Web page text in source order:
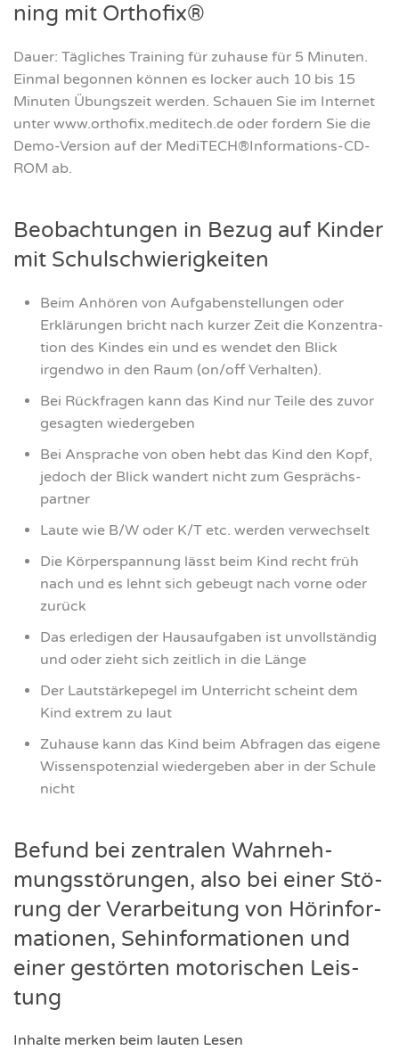
ning mit Ortho­fix®
Dau­er: Täg­li­ches Trai­ning für zuhau­se für 5 Minu­ten.
Ein­mal begon­nen kön­nen es locker auch 10 bis 15
Minu­ten Übungs­zeit wer­den. Schau­en Sie im Inter­net
unter www.orthofix.meditech.de oder for­dern Sie die
Demo-Ver­si­on auf der MediTECH®Informations-CD-
ROM ab.
Beob­ach­tun­gen in Bezug auf Kin­der
mit Schul­schwie­rig­kei­ten
Beim Anhö­ren von Auf­ga­ben­stel­lun­gen oder
Erklä­run­gen bricht nach kur­zer Zeit die Kon­zen­tra­
ti­on des Kin­des ein und es wen­det den Blick
irgend­wo in den Raum (on/off Ver­hal­ten).
Bei Rück­fra­gen kann das Kind nur Tei­le des zuvor
gesag­ten wie­der­ge­ben
Bei Anspra­che von oben hebt das Kind den Kopf,
jedoch der Blick wan­dert nicht zum Gesprächs­
part­ner
Lau­te wie B/W oder K/T etc. wer­den ver­wech­selt
Die Kör­per­span­nung lässt beim Kind recht früh
nach und es lehnt sich gebeugt nach vor­ne oder
zurück
Das erle­di­gen der Haus­auf­ga­ben ist unvoll­stän­dig
und oder zieht sich zeit­lich in die Län­ge
Der Laut­stär­ke­pe­gel im Unter­richt scheint dem
Kind extrem zu laut
Zuhau­se kann das Kind beim Abfra­gen das eige­ne
Wis­sens­po­ten­zi­al wie­der­ge­ben aber in der Schu­le
nicht
Befund bei zen­tra­len Wahr­neh­
mungs­stö­run­gen, also bei einer Stö­
rung der Ver­ar­bei­tung von Hör­in­for­
ma­tio­nen, Seh­in­for­ma­tio­nen und
einer gestör­ten moto­ri­schen Leis­
tung
Inhal­te mer­ken beim lau­ten Lesen